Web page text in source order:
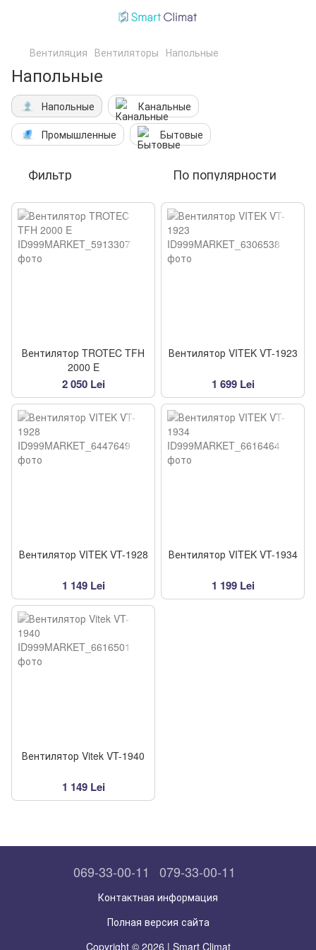
Вентиляция Вентиляторы Напольные
Напольные
Напольные
Канальные
Промышленные
Бытовые
Фильтр По популярности
Вентилятор TROTEC TFH
2000 E
2 050 Lei
Вентилятор VITEK VT-1923
1 699 Lei
Вентилятор VITEK VT-1928
1 149 Lei
Вентилятор VITEK VT-1934
1 199 Lei
Вентилятор Vitek VT-1940
1 149 Lei
069-33-00-11 079-33-00-11
Контактная информация
Полная версия сайта
Copyright © 2026 | Smart Climat